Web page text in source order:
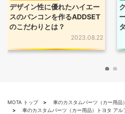
デザイン性に優れたハイエー
スのバンコンを作るADDSET
のこだわりとは？
2023.08.22
MOTA トップ
車のカスタムパーツ（カー用品）
車のカスタムパーツ（カー用品）トヨタ アル